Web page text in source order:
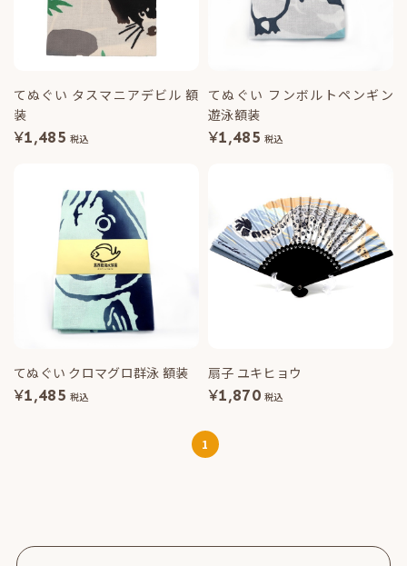
てぬぐい タスマニアデビル 額
装
¥1,485 税込
てぬぐい フンボルトペンギン
遊泳額装
¥1,485 税込
てぬぐい クロマグロ群泳 額装
¥1,485 税込
扇子 ユキヒョウ
¥1,870 税込
1